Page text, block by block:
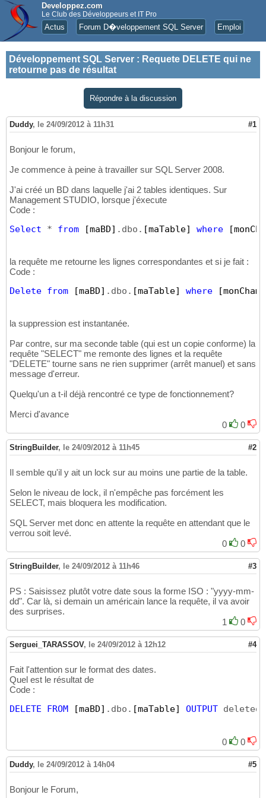
Developpez.com
Le Club des Développeurs et IT Pro
Actus Forum D�veloppement SQL Server Emploi
Développement SQL Server : Requete DELETE qui ne
retourne pas de résultat
Répondre à la discussion
Duddy, le 24/09/2012 à 11h31 #1
Bonjour le forum,
Je commence à peine à travailler sur SQL Server 2008.
J'ai créé un BD dans laquelle j'ai 2 tables identiques. Sur
Management STUDIO, lorsque j'éxecute
Code :
Select * from [maBD] .dbo. [maTable] where
la requête me retourne les lignes correspondantes et si je fait :
Code :
Delete from [maBD] .dbo. [maTable] where
la suppression est instantanée.
Par contre, sur ma seconde table (qui est un copie conforme) la
requête "SELECT" me remonte des lignes et la requête
"DELETE" tourne sans ne rien supprimer (arrêt manuel) et sans
message d'erreur.
Quelqu'un a t-il déjà rencontré ce type de fonctionnement?
Merci d'avance
0
0
StringBuilder, le 24/09/2012 à 11h45 #2
Il semble qu'il y ait un lock sur au moins une partie de la table.
Selon le niveau de lock, il n'empêche pas forcément les
SELECT, mais bloquera les modification.
SQL Server met donc en attente la requête en attendant que le
verrou soit levé.
0
0
StringBuilder, le 24/09/2012 à 11h46 #3
PS : Saisissez plutôt votre date sous la forme ISO : "yyyy-mm-
dd". Car là, si demain un américain lance la requête, il va avoir
des surprises.
1
0
Serguei_TARASSOV, le 24/09/2012 à 12h12 #4
Fait l'attention sur le format des dates.
Quel est le résultat de
Code :
DELETE FROM [maBD] .dbo. [maTable] OUTPUT
0 0
Duddy, le 24/09/2012 à 14h04 #5
Bonjour le Forum,